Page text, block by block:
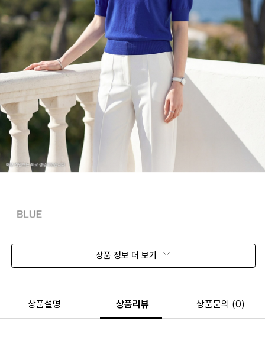
상품 정보 더 보기
상품설명 상품리뷰 상품문의 (0)